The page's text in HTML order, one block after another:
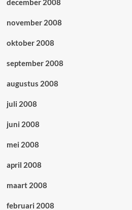
december 2008
november 2008
oktober 2008
september 2008
augustus 2008
juli 2008
juni 2008
mei 2008
april 2008
maart 2008
februari 2008